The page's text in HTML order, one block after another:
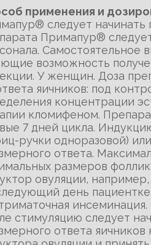
применения и
следует
Примапур®
Самостоятельное
возможность
У женщин. Доза
яичников: под
концентрации
кломифеном.
7 дней цикла.
ручки одноразовой)
ответа.
размеров
овуляции,
день
стимуляцию следует
ответа